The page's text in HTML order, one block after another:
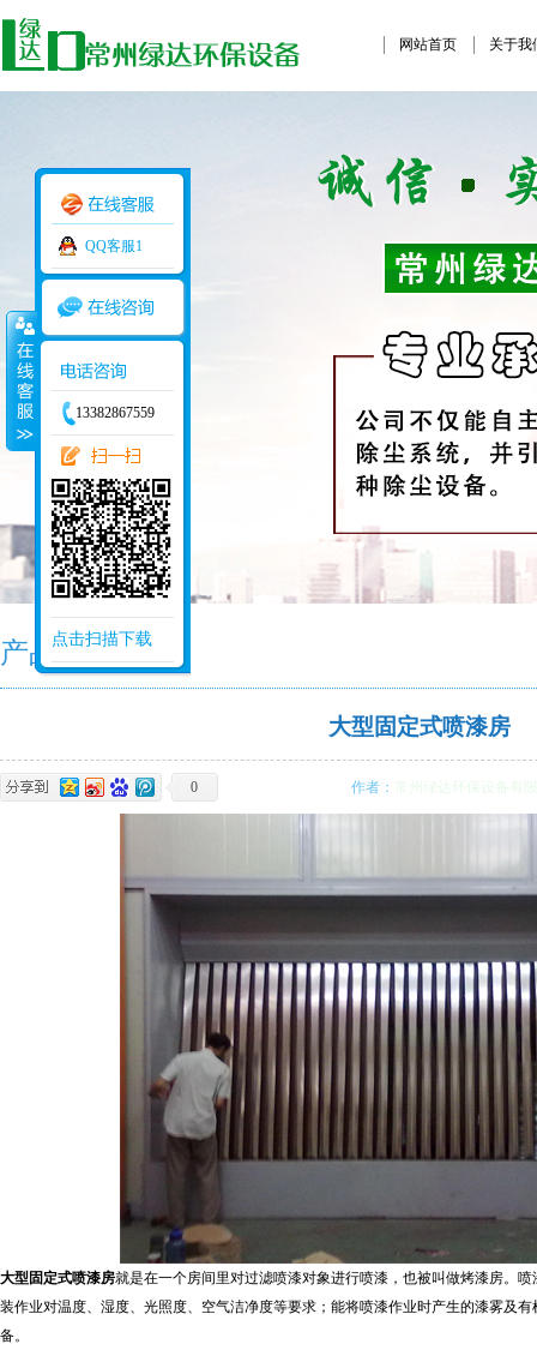
网站首页 关于我
产品中心
大型固定式喷漆房
0 作者： 常州绿达环保设备有
大型固定式喷漆房就是在一个房间里对过滤喷漆对象进行喷漆，也被叫做烤漆房。
装作业对温度、湿度、光照度、空气洁净度等要求；能将喷漆作业时产生的漆雾及
备。
QQ客服1
13382867559
点击扫描下载